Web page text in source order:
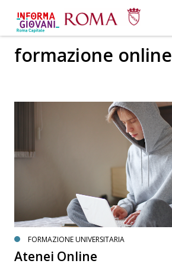
formazione online
FORMAZIONE UNIVERSITARIA
Atenei Online